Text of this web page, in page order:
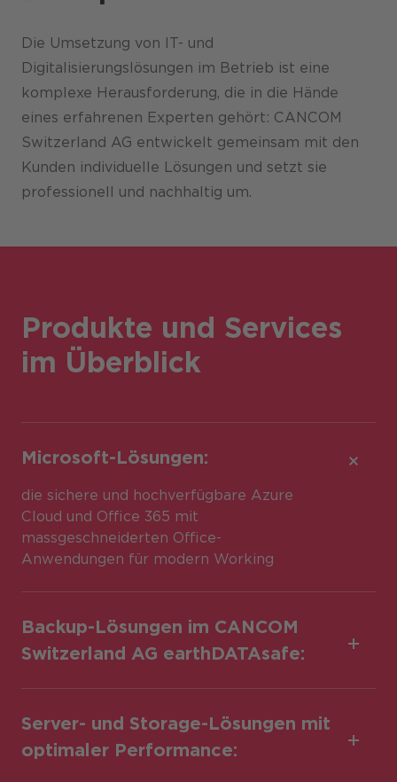
Die Umsetzung von IT- und
Digitalisierungslösungen im Betrieb ist eine
komplexe Herausforderung, die in die Hände
eines erfahrenen Experten gehört: CANCOM
Switzerland AG entwickelt gemeinsam mit den
Kunden individuelle Lösungen und setzt sie
professionell und nachhaltig um.
Produkte und Services
im Überblick
Microsoft-Lösungen:
die sichere und hochverfügbare Azure
Cloud und Office 365 mit
massgeschneiderten Office-
Anwendungen für modern Working
Backup-Lösungen im CANCOM
Switzerland AG earthDATAsafe:
Server- und Storage-Lösungen mit
optimaler Performance: